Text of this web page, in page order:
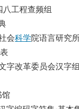
工程查频组
会科学院语言研究
字改革委员会汉字组
馆